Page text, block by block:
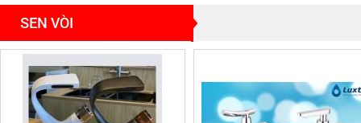
SEN VÒI